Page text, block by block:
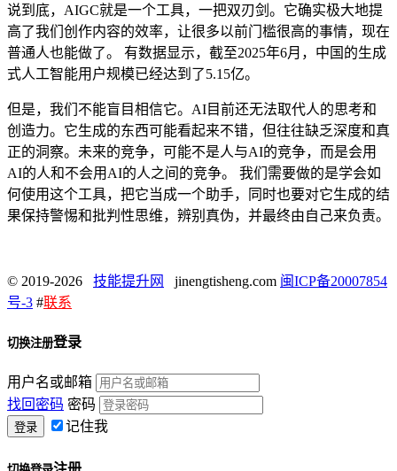
说到底，AIGC就是一个工具，一把双刃剑。它确实极大地提
高了我们创作内容的效率，让很多以前门槛很高的事情，现在
普通人也能做了。 有数据显示，截至2025年6月，中国的生成
式人工智能用户规模已经达到了5.15亿。
但是，我们不能盲目相信它。AI目前还无法取代人的思考和
创造力。它生成的东西可能看起来不错，但往往缺乏深度和真
正的洞察。未来的竞争，可能不是人与AI的竞争，而是会用
AI的人和不会用AI的人之间的竞争。 我们需要做的是学会如
何使用这个工具，把它当成一个助手，同时也要对它生成的结
果保持警惕和批判性思维，辨别真伪，并最终由自己来负责。
© 2019-2026 技能提升网 jinengtisheng.com 闽ICP备20007854
号-3 #联系
切换注册登录
用户名或邮箱
找回密码 密码
记住我